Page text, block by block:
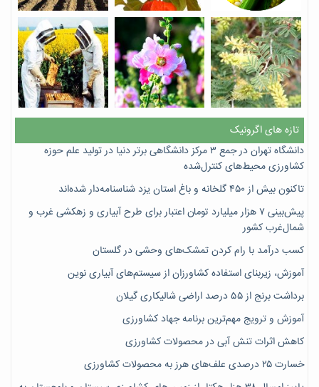
تازه های اگرونیک
دانشگاه تهران در جمع ۳ مرکز دانشگاهی برتر دنیا در تولید علم حوزه
کشاورزی محیط‌های کنترل‌شده
تاکنون بیش از ۴۵۰ گلخانه و باغ استان یزد شناسنامه‌دار شده‌اند
پیش‌بینی ۷‌ هزار میلیارد تومان اعتبار برای طرح آبیاری و زهکشی غرب و
شمال‌غرب کشور
کسب درآمد با رام کردن تمشک‌های وحشی در گلستان
آموزش، زیربنای استفاده کشاورزان از سیستم‌های آبیاری نوین
برداشت برنج از ۵۵ درصد اراضی شالیکاری گیلان
آموزش و ترویج مهم‌ترین برنامه جهاد کشاورزی
کاهش اثرات تنش آبی در محصولات کشاورزی
خسارت ۲۵ درصدی علف‌های هرز به محصولات کشاورزی